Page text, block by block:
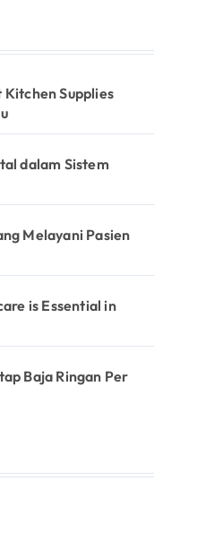
Kitchen Supplies
dalam Sistem
Melayani Pasien
is Essential in
Baja Ringan Per